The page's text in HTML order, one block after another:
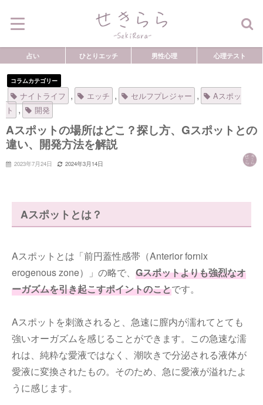
占い ひとりエッチ 男性心理 心理テスト
コラムカテゴリー
ナイトライフ , エッチ , セルフプレジャー ,
Aスポッ
ト
, 開発
Aスポットの場所はどこ？探し方、Gスポットとの
違い、開発方法を解説
2023年7月24日 2024年3月14日
Aスポットとは？
Aスポットとは「前円蓋性感帯（Anterior fornix
erogenous zone）」の略で、 Gスポットよりも強烈なオ
ーガズムを引き起こすポイントのことです。
Aスポットを刺激されると、急速に膣内が濡れてとても
強いオーガズムを感じることができます。この急速な濡
れは、純粋な愛液ではなく、潮吹きで分泌される液体が
愛液に変換されたもの。そのため、急に愛液が溢れたよ
うに感じます。